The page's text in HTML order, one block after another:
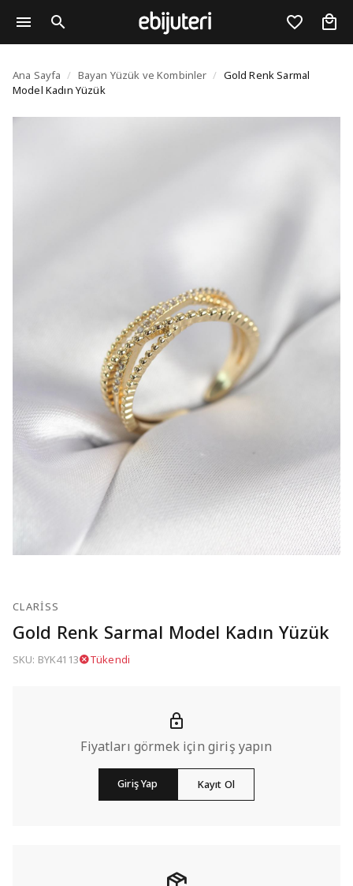
Gold Renk Sarmal
Ana Sayfa / Bayan Yüzük ve Kombinler / Gold Renk Sarmal
Model Kadın Yüzük
CLARISS
Gold Renk Sarmal Model Kadın Yüzük
SKU: BYK4113 Tükendi
Fiyatları görmek için giriş yapın
Giriş Yap Kayıt Ol